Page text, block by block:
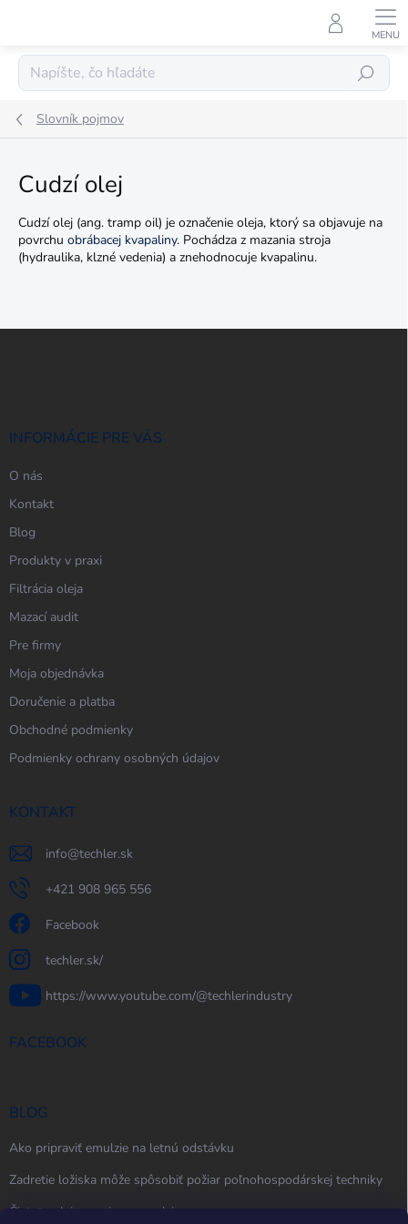
Hľadať
Slovník pojmov
Cudzí olej
Cudzí olej (ang. tramp oil) je označenie oleja, ktorý sa objavuje na
povrchu obrábacej kvapaliny. Pochádza z mazania stroja
(hydraulika, klzné vedenia) a znehodnocuje kvapalinu.
Z
INFORMÁCIE PRE VÁS
O nás
Kontakt
Blog
Produkty v praxi
Filtrácia oleja
Mazací audit
Pre firmy
Moja objednávka
Doručenie a platba
Obchodné podmienky
Podmienky ochrany osobných údajov
KONTAKT
info@techler.sk
+421 908 965 556
Facebook
techler.sk/
https://www.youtube.com/@techlerindustry
FACEBOOK
BLOG
Ako pripraviť emulzie na letnú odstávku
Zadretie ložiska môže spôsobiť požiar poľnohospodárskej techniky
Čistota oleja, maziva a emulzie